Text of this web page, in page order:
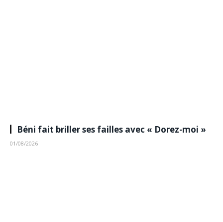
Béni fait briller ses failles avec « Dorez-moi »
01/08/2026